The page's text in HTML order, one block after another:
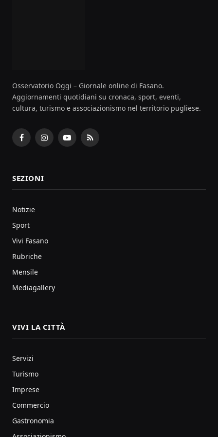
Osservatorio Oggi – Giornale online di Fasano.
Aggiornamenti quotidiani su cronaca, sport, eventi,
cultura, turismo e associazionismo nel territorio pugliese.
FacebookInstagramYouTubeRSS
SEZIONI
Notizie
Sport
Vivi Fasano
Rubriche
Mensile
Mediagallery
VIVI LA CITTÀ
Servizi
Turismo
Imprese
Commercio
Gastronomia